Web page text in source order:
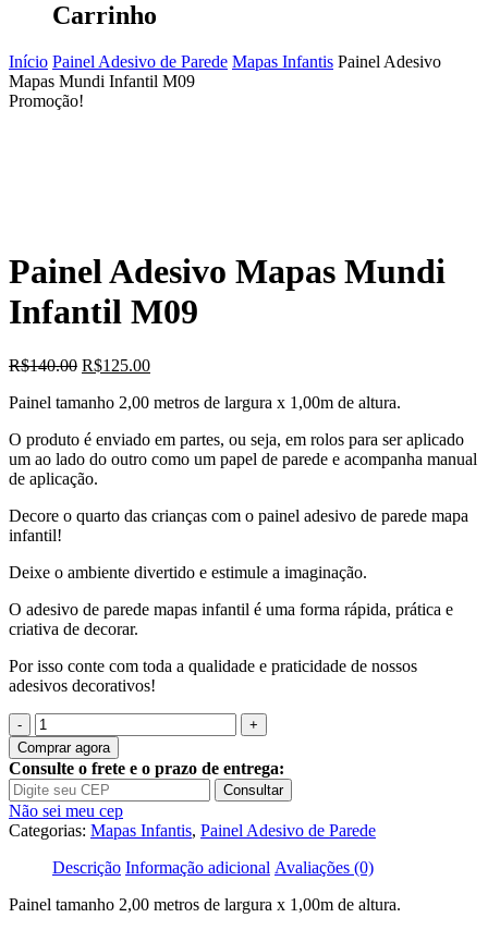
Carrinho
Início Painel Adesivo de Parede Mapas Infantis Painel Adesivo
Mapas Mundi Infantil M09
Promoção!
Painel Adesivo Mapas Mundi
Infantil M09
R$140.00 O
original
R$140.00.
R$125.00O
atual
R$125.00.
Painel tamanho 2,00 metros de largura x 1,00m de altura.
O produto é enviado em partes, ou seja, em rolos para ser aplicado
um ao lado do outro como um papel de parede e acompanha manual
de aplicação.
Decore o quarto das crianças com o painel adesivo de parede mapa
infantil!
Deixe o ambiente divertido e estimule a imaginação.
O adesivo de parede mapas infantil é uma forma rápida, prática e
criativa de decorar.
Por isso conte com toda a qualidade e praticidade de nossos
adesivos decorativos!
Quantidade
de
Painel
Adesivo
Mapas
Mundi
Infantil
M09
Comprar agora
Consulte o frete e o prazo de entrega:
Consultar
Não sei meu cep
Categorias: Mapas Infantis, Painel Adesivo de Parede
Descrição Informação adicional Avaliações (0)
Painel tamanho 2,00 metros de largura x 1,00m de altura.